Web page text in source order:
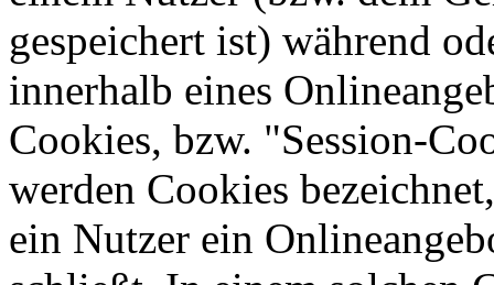
gespeichert ist) während
innerhalb eines
Cookies, bzw. "Session-
werden Cookies
ein Nutzer ein